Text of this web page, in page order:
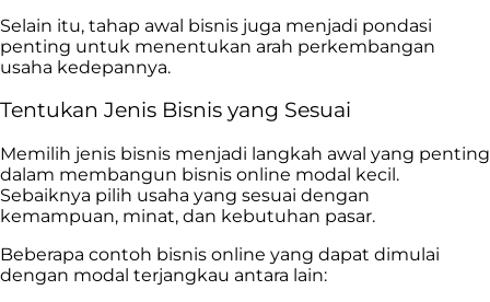
Selain itu, tahap awal bisnis juga menjadi pondasi
penting untuk menentukan arah perkembangan
usaha kedepannya.
Tentukan Jenis Bisnis yang Sesuai
Memilih jenis bisnis menjadi langkah awal yang penting
dalam membangun bisnis online modal kecil.
Sebaiknya pilih usaha yang sesuai dengan
kemampuan, minat, dan kebutuhan pasar.
Beberapa contoh bisnis online yang dapat dimulai
dengan modal terjangkau antara lain: